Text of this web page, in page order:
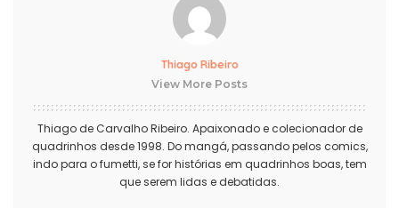
Thiago Ribeiro
View More Posts
Thiago de Carvalho Ribeiro. Apaixonado e colecionador de
quadrinhos desde 1998. Do mangá, passando pelos comics,
indo para o fumetti, se for histórias em quadrinhos boas, tem
que serem lidas e debatidas.